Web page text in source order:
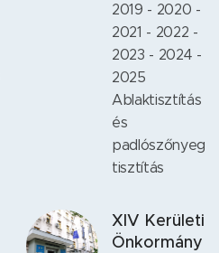
2019 - 2020 -
2021 - 2022 -
2023 - 2024 -
2025
Ablaktisztítás
és
padlószőnyeg
tisztítás
XIV Kerületi
Önkormány